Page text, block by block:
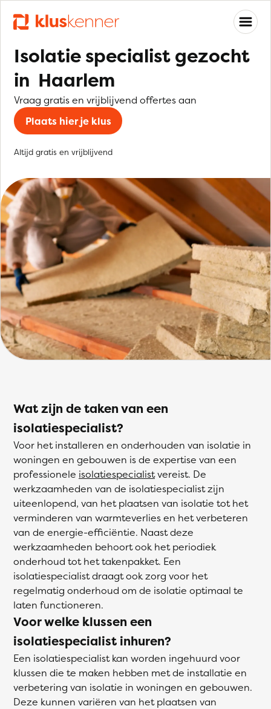
Isolatie specialist gezocht
in Haarlem
Vraag gratis en vrijblijvend offertes aan
Plaats hier je klus
Altijd gratis en vrijblijvend
Wat zijn de taken van een
isolatiespecialist?
Voor het installeren en onderhouden van isolatie in
woningen en gebouwen is de expertise van een
professionele isolatiespecialistvereist. De
werkzaamheden van de isolatiespecialist zijn
uiteenlopend, van het plaatsen van isolatie tot het
verminderen van warmteverlies en het verbeteren
van de energie-efficiëntie. Naast deze
werkzaamheden behoort ook het periodiek
onderhoud tot het takenpakket. Een
isolatiespecialist draagt ook zorg voor het
regelmatig onderhoud om de isolatie optimaal te
laten functioneren.
Voor welke klussen een
isolatiespecialist inhuren?
Een isolatiespecialist kan worden ingehuurd voor
klussen die te maken hebben met de installatie en
verbetering van isolatie in woningen en gebouwen.
Deze kunnen variëren van het plaatsen van